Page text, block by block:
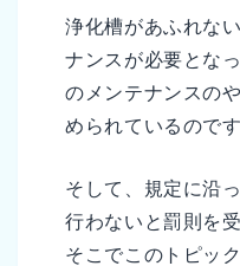
浄化槽があふれな
ナンスが必要とな
のメンテナンスの
められているのです
そして、規定に沿
行わないと罰則を
そこでこのトピッ